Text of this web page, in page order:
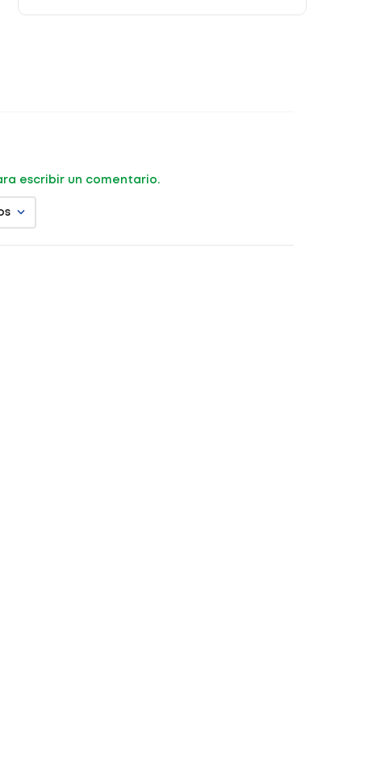
escribir un comentario.